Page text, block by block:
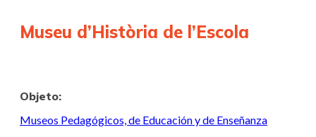
Museu d’Història de l’Escola
Objeto:
Museos Pedagógicos, de Educación y de Enseñanza